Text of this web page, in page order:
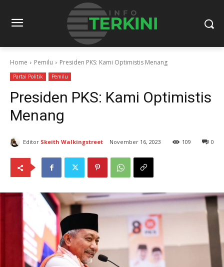
Home Pemilu Presiden PKS: Kami Optimistis Menang
Partai Politik Pemilu
Presiden PKS: Kami Optimistis
Menang
Editor Skeith Walkingstreet November 16, 2023 0
109